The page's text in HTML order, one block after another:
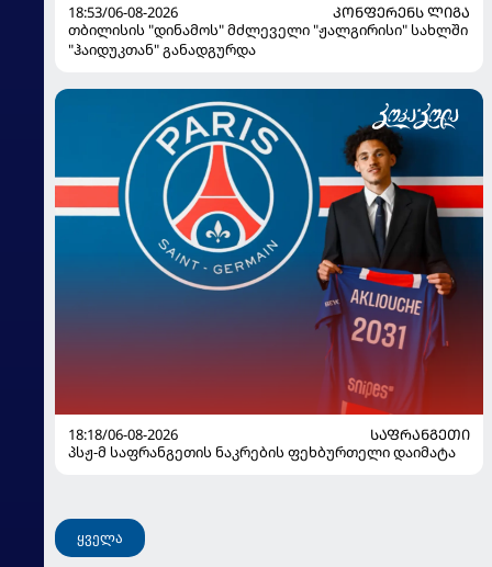
18:53/06-08-2026
ᲙᲝᲜᲤᲔᲠᲔᲜᲡ ᲚᲘᲒᲐ
თბილისის "დინამოს" მძლეველი "ჟალგირისი" სახლში
"ჰაიდუკთან" განადგურდა
18:18/06-08-2026
ᲡᲐᲤᲠᲐᲜᲒᲔᲗᲘ
პსჟ-მ საფრანგეთის ნაკრების ფეხბურთელი დაიმატა
ყველა